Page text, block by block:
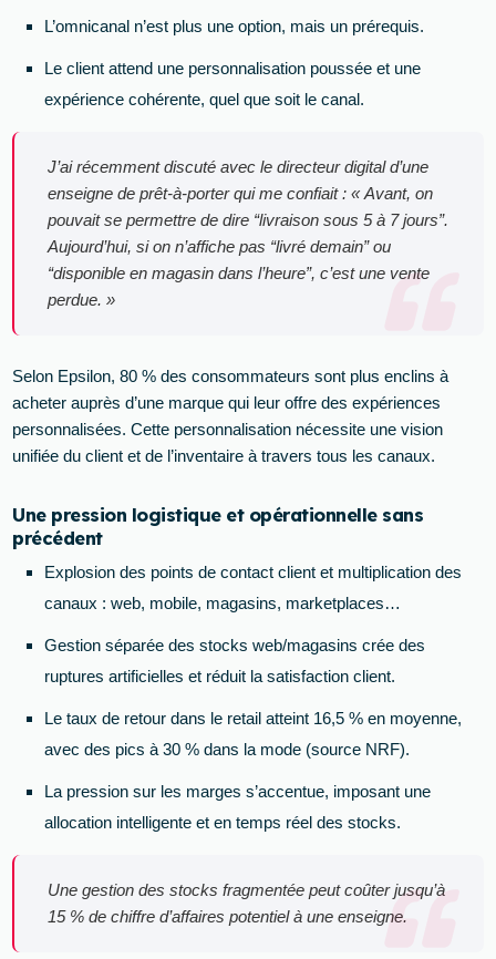
L’omnicanal n’est plus une option, mais un prérequis.
Le client attend une personnalisation poussée et une
expérience cohérente, quel que soit le canal.
J’ai récemment discuté avec le directeur digital d’une
enseigne de prêt-à-porter qui me confiait : « Avant, on
pouvait se permettre de dire “livraison sous 5 à 7 jours”.
Aujourd’hui, si on n’affiche pas “livré demain” ou
“disponible en magasin dans l’heure”, c’est une vente
perdue. »
Selon Epsilon, 80 % des consommateurs sont plus enclins à
acheter auprès d’une marque qui leur offre des expériences
personnalisées. Cette personnalisation nécessite une vision
unifiée du client et de l’inventaire à travers tous les canaux.
Une pression logistique et opérationnelle sans
précédent
Explosion des points de contact client et multiplication des
canaux : web, mobile, magasins, marketplaces…
Gestion séparée des stocks web/magasins crée des
ruptures artificielles et réduit la satisfaction client.
Le taux de retour dans le retail atteint 16,5 % en moyenne,
avec des pics à 30 % dans la mode (source NRF).
La pression sur les marges s’accentue, imposant une
allocation intelligente et en temps réel des stocks.
Une gestion des stocks fragmentée peut coûter jusqu’à
15 % de chiffre d’affaires potentiel à une enseigne.